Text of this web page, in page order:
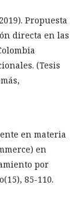
Propuesta
directa en las
(Tesis
en materia
en
por
85-110.